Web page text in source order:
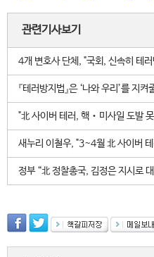
관련기사보기
4개 변호사 단체, "국회, 신속히 테
『테러방지법』은 ‘나와 우리’를 지켜
"北 사이버 테러, 핵‧미사일 도발
새누리 이철우, "3~4월 北 사이버
정부 “北 정찰총국, 김정은 지시로